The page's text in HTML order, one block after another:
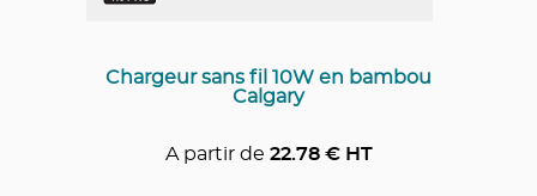
Chargeur sans fil 10W en bambou
Calgary
A partir de 22.78€ HT